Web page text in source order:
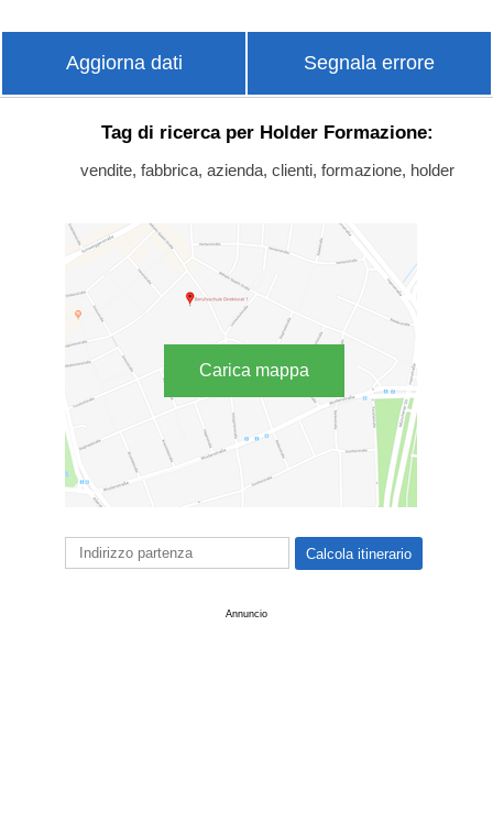
Aggiorna dati Segnala errore
Tag di ricerca per Holder Formazione:
vendite, fabbrica, azienda, clienti, formazione, holder
Carica mappa
Annuncio